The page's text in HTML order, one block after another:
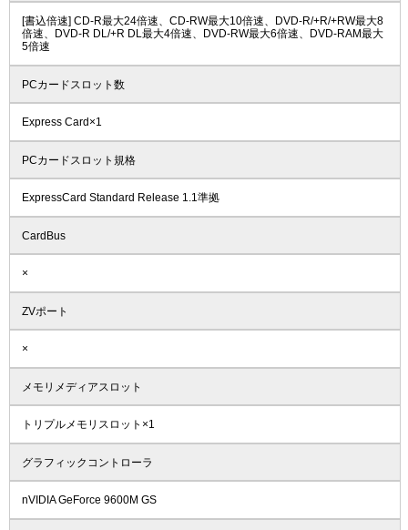
[書込倍速] CD-R最大24倍速、CD-RW最大10倍速、DVD-R/+R/+RW最大8
倍速、DVD-R DL/+R DL最大4倍速、DVD-RW最大6倍速、DVD-RAM最大
5倍速
PCカードスロット数
Express Card×1
PCカードスロット規格
ExpressCard Standard Release 1.1準拠
CardBus
×
ZVポート
×
メモリメディアスロット
トリプルメモリスロット×1
グラフィックコントローラ
nVIDIA GeForce 9600M GS